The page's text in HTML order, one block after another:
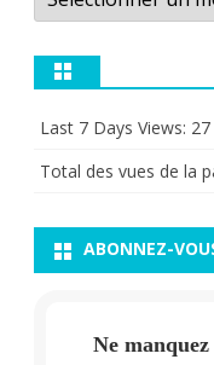
Last 7 Days Views: 27
Total des vues de la
ABONNEZ-
Ne